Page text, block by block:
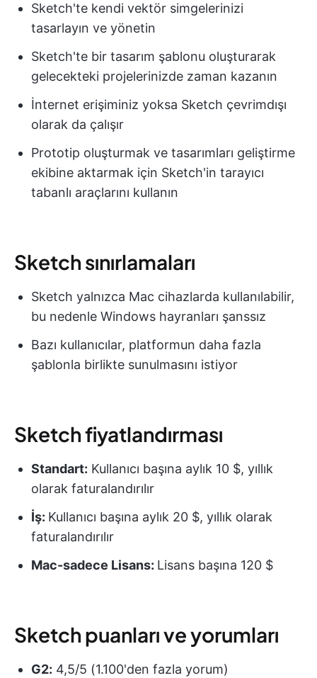
Sketch'te kendi vektör simgelerinizi
tasarlayın ve yönetin
Sketch'te bir tasarım şablonu oluşturarak
gelecekteki projelerinizde zaman kazanın
İnternet erişiminiz yoksa Sketch çevrimdışı
olarak da çalışır
Prototip oluşturmak ve tasarımları geliştirme
ekibine aktarmak için Sketch'in tarayıcı
tabanlı araçlarını kullanın
Sketch sınırlamaları
Sketch yalnızca Mac cihazlarda kullanılabilir,
bu nedenle Windows hayranları şanssız
Bazı kullanıcılar, platformun daha fazla
şablonla birlikte sunulmasını istiyor
Sketch fiyatlandırması
Standart: Kullanıcı başına aylık 10 $, yıllık
olarak faturalandırılır
İş: Kullanıcı başına aylık 20 $, yıllık olarak
faturalandırılır
Mac-sadece Lisans: Lisans başına 120 $
Sketch puanları ve yorumları
G2: 4,5/5 (1.100'den fazla yorum)